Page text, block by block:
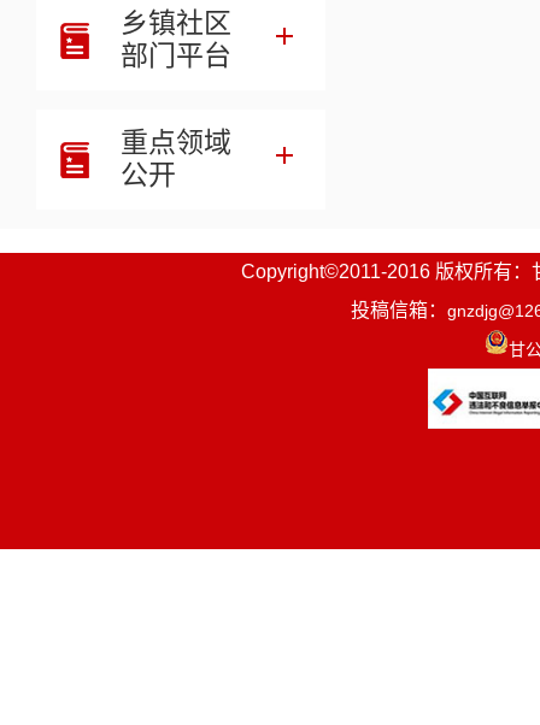
乡镇社区
部门平台
重点领域
公开
Copyright©2011-2016 版权所有：
投稿信箱：
甘